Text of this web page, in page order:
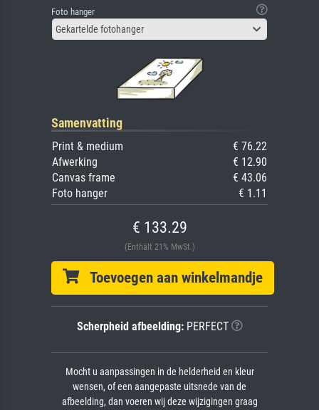
Foto hanger
Gekartelde fotohanger
Samenvatting
Print & medium
€ 76.22
Afwerking
€ 12.90
Canvas frame
€ 43.06
Foto hanger
€ 1.11
€ 133.29
(Enthält 21% MwSt.)
Toevoegen aan winkelmandje
Scherpheid afbeelding:PERFECT
Mocht u aanpassingen in de helderheid en kleur
wensen, of een aangepaste uitsnede van de
afbeelding, dan voeren wij deze wijzigingen graag